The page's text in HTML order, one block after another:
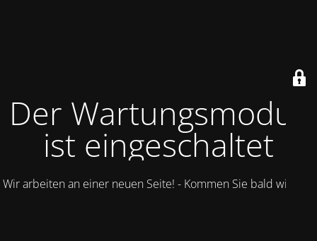
Der Wartungsmodus
ist eingeschaltet
Wir arbeiten an einer neuen Seite! - Kommen Sie bald wieder.